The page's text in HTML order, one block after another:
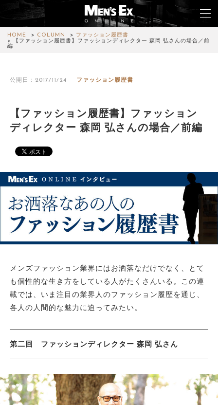
HOME COLUMN
ファッション履歴書
【ファッション履歴書】ファッションディレクター 森岡 弘さんの場合／前
編
公開日：2017/11/24 ファッション履歴書
【ファッション履歴書】ファッション
ディレクター 森岡 弘さんの場合／前編
メンズファッション業界にはお洒落なだけでなく、とて
も個性的な生き方をしている人がたくさんいる。この連
載では、いま注目の業界人のファッション履歴を通じ、
各人の人間的な魅力に迫ってみたい。
第二回 ファッションディレクター 森岡 弘さん
FASHION
WATCH
CAR&BIKE
LIFESTYLE
COLUMN
MAGAZINE
ABOUT SITE
サイトマップ